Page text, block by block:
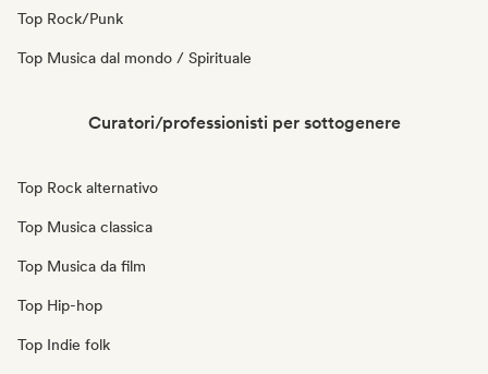
Top Rock/Punk
Top Musica dal mondo / Spirituale
Curatori/professionisti per sottogenere
Top Rock alternativo
Top Musica classica
Top Musica da film
Top Hip-hop
Top Indie folk